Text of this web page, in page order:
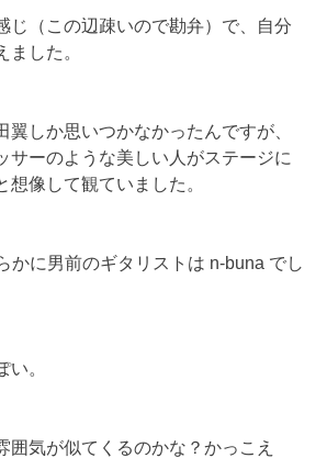
じ（この辺疎いので勘弁）で、自分
ました。
翼しか思いつかなかったんですが、
サーのような美しい人がステージに
想像して観ていました。
かに男前のギタリストは n-buna でし
。
囲気が似てくるのかな？かっこえ